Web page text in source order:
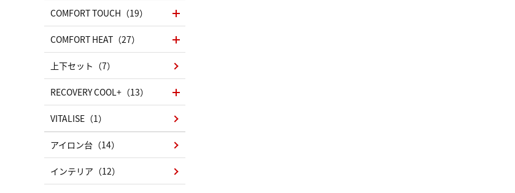
COMFORT TOUCH（19）
COMFORT HEAT（27）
上下セット（7）
RECOVERY COOL+（13）
VITALISE（1）
アイロン台（14）
インテリア（12）